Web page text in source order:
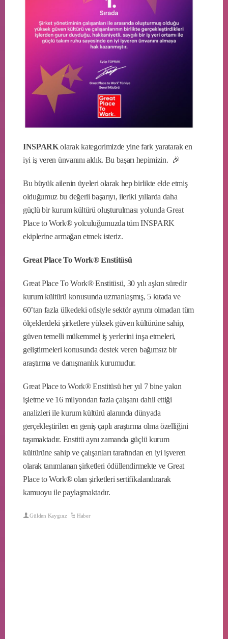
INSPARKolarak kategorimizde yine fark yaratarak en
iyi iş veren ünvanını aldık. Bu başarı hepimizin. 🎉
Bu büyük ailenin üyeleri olarak hep birlikte elde etmiş
olduğumuz bu değerli başarıyı, ileriki yıllarda daha
güçlü bir kurum kültürü oluşturulması yolunda Great
Place to Work® yolculuğumuzda tüm INSPARK
ekiplerine armağan etmek isteriz.
Great Place To Work® Enstitüsü
Great Place To Work® Enstitüsü, 30 yılı aşkın süredir
kurum kültürü konusunda uzmanlaşmış, 5 kıtada ve
60’tan fazla ülkedeki ofisiyle sektör ayrımı olmadan tüm
ölçeklerdeki şirketlere yüksek güven kültürüne sahip,
güven temelli mükemmel iş yerlerini inşa etmeleri,
geliştirmeleri konusunda destek veren bağımsız bir
araştırma ve danışmanlık kurumudur.
Great Place to Work® Enstitüsü her yıl 7 bine yakın
işletme ve 16 milyondan fazla çalışanı dahil ettiği
analizleri ile kurum kültürü alanında dünyada
gerçekleştirilen en geniş çaplı araştırma olma özelliğini
taşımaktadır. Enstitü aynı zamanda güçlü kurum
kültürüne sahip ve çalışanları tarafından en iyi işveren
olarak tanımlanan şirketleri ödüllendirmekte ve Great
Place to Work® olan şirketleri sertifikalandırarak
kamuoyu ile paylaşmaktadır.
Gülden Kaygısız Haber